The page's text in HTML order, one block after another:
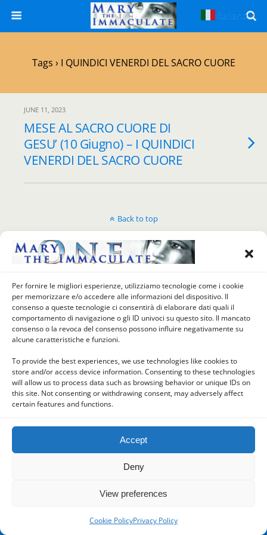
Per fornire le migliori esperienze, utilizziamo tecnologie come i cookie
per memorizzare e/o accedere alle informazioni del dispositivo. Il
consenso a queste tecnologie ci consentirà di elaborare dati quali il
comportamento di navigazione o gli ID univoci su questo sito. Il mancato
consenso o la revoca del consenso possono influire negativamente su
alcune caratteristiche e funzioni.
To provide the best experiences, we use technologies like cookies to
store and/or access device information. Consenting to these technologies
will allow us to process data such as browsing behavior or unique IDs on
this site. Not consenting or withdrawing consent, may adversely affect
certain features and functions.
Accept
Deny
View preferences
Cookie PolicyPrivacy Policy
Tags › I QUINDICI VENERDI DEL SACRO CUORE
JUNE 11, 2023
MESE AL SACRO CUORE DI
GESU’ (10 Giugno) – I QUINDICI
VENERDI DEL SACRO CUORE
Back to top
Mobile Desktop
Italiano ▼
Powered by
WPtouch Mobile Suite for WordPress